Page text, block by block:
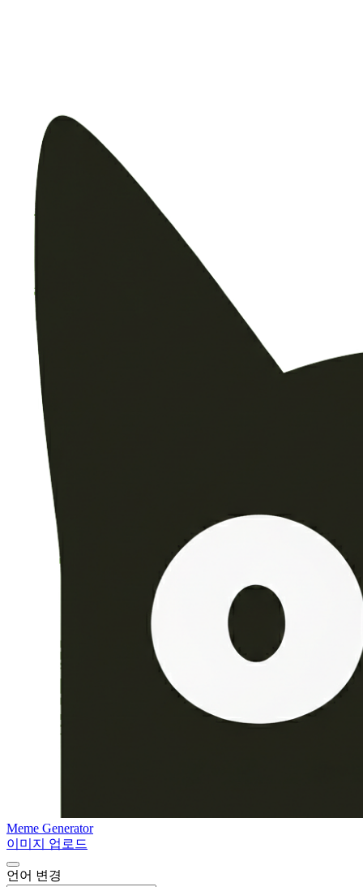
Meme Generator
이미지 업로드
언어 변경